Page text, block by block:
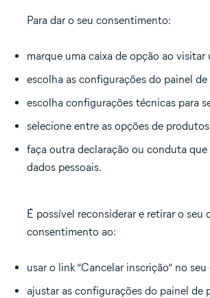
Para dar o seu consentimento:
marque uma caixa de opção ao
escolha as configurações do painel
escolha configurações técnicas para
selecione entre as opções de
faça outra declaração ou conduta
dados pessoais.
É possível reconsiderar e retirar o
consentimento ao:
usar o link “Cancelar inscrição” no seu
ajustar as configurações do painel de